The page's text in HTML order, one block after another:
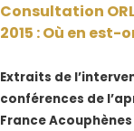
Consultation
2015 : Où en est-
Extraits de
conférences de
France